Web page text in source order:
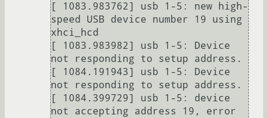
[ 1083.983762] usb 1-5: new high-
speed USB device number 19 using
xhci_hcd
[ 1083.983982] usb 1-5: Device
not responding to setup address.
[ 1084.191943] usb 1-5: Device
not responding to setup address.
[ 1084.399729] usb 1-5: device
not accepting address 19, error